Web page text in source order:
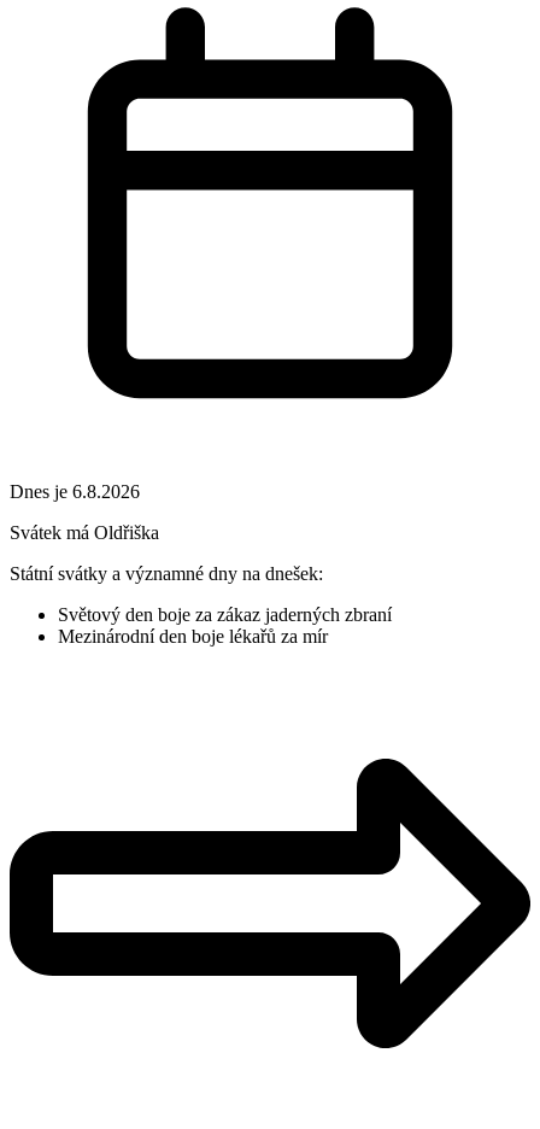
Dnes je 6.8.2026
Svátek má Oldřiška
Státní svátky a významné dny na dnešek:
Světový den boje za zákaz jaderných zbraní
Mezinárodní den boje lékařů za mír